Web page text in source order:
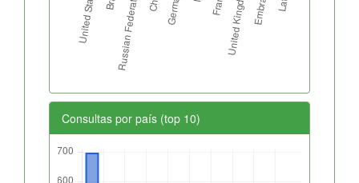
Consultas por país (top 10)